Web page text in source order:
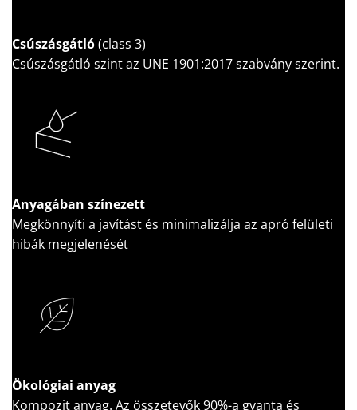
Csúszásgátló(class 3)
Csúszásgátló szint az UNE 1901:2017 szabvány szerint.
Anyagában színezett
Megkönnyíti a javítást és minimalizálja az apró felületi
hibák megjelenését
Ökológiai anyag
Kompozit anyag. Az összetevők 90%-a gyanta és